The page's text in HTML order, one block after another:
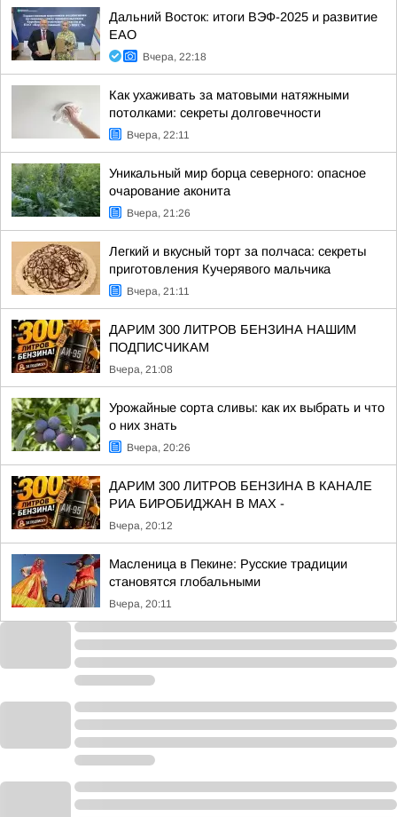
Дальний Восток: итоги ВЭФ-2025 и развитие
ЕАО
Вчера, 22:18
Как ухаживать за матовыми натяжными
потолками: секреты долговечности
Вчера, 22:11
Уникальный мир борца северного: опасное
очарование аконита
Вчера, 21:26
Легкий и вкусный торт за полчаса: секреты
приготовления Кучерявого мальчика
Вчера, 21:11
ДАРИМ 300 ЛИТРОВ БЕНЗИНА НАШИМ
ПОДПИСЧИКАМ
Вчера, 21:08
Урожайные сорта сливы: как их выбрать и что
о них знать
Вчера, 20:26
ДАРИМ 300 ЛИТРОВ БЕНЗИНА В КАНАЛЕ
РИА БИРОБИДЖАН В МАХ -
Вчера, 20:12
Масленица в Пекине: Русские традиции
становятся глобальными
Вчера, 20:11